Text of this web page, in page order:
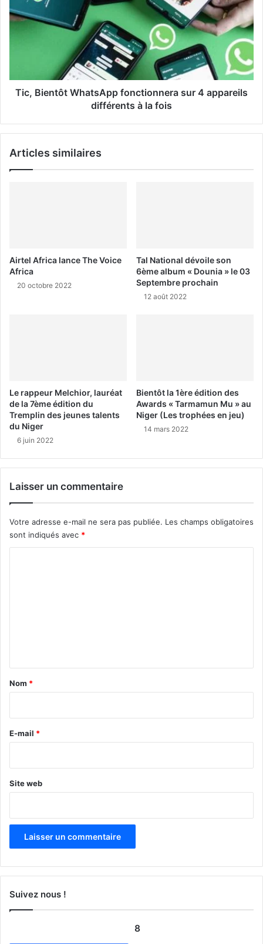
l
Tic, Bientôt WhatsApp fonctionnera sur 4 appareils
différents à la fois
Articles similaires
Airtel Africa lance The Voice
Africa
20 octobre 2022
Tal National dévoile son
6ème album « Dounia » le 03
Septembre prochain
12 août 2022
Le rappeur Melchior, lauréat
de la 7ème édition du
Tremplin des jeunes talents
du Niger
6 juin 2022
Bientôt la 1ère édition des
Awards « Tarmamun Mu » au
Niger (Les trophées en jeu)
14 mars 2022
Laisser un commentaire
Votre adresse e-mail ne sera pas publiée. Les champs obligatoires
sont indiqués avec *
a
e
Nom *
E-mail *
Site web
Suivez nous !
8